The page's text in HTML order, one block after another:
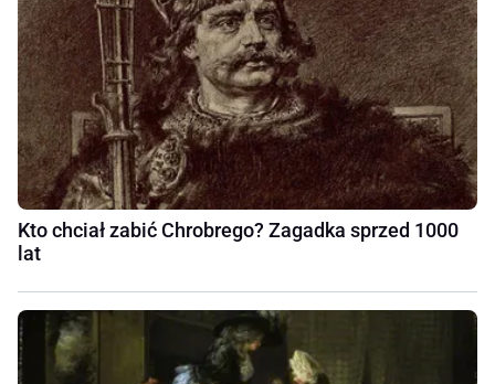
Kto chciał zabić Chrobrego? Zagadka sprzed 1000
lat